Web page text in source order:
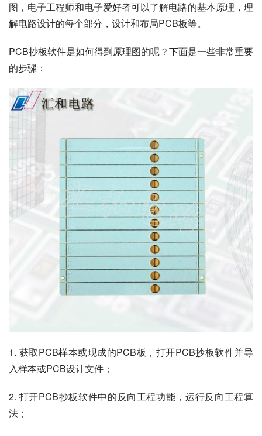
图，电子工程师和电子爱好者可以了解电路的基本原理，理
解电路设计的每个部分，设计和布局PCB板等。
PCB抄板软件是如何得到原理图的呢？下面是一些非常重要
的步骤：
1. 获取PCB样本或现成的PCB板，打开PCB抄板软件并导
入样本或PCB设计文件；
2. 打开PCB抄板软件中的反向工程功能，运行反向工程算
法；